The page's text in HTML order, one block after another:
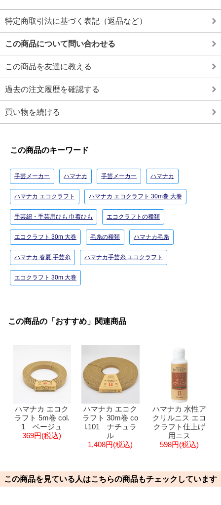
特定商取引法に基づく表記（返品など）
この商品について問い合わせる
この商品を友達に教える
過去の注文履歴を確認する
買い物を続ける
この商品のキーワード
手芸メーカー ハマナカ 手芸メーカー ハマナカ
ハマナカ エコクラフト ハマナカ エコクラフト 30m巻 大巻
手芸紐・手芸用ひも 巾着ひも エコクラフトの種類
エコクラフト 30m 大巻 毛糸の種類 ハマナカ毛糸
ハマナカ 春夏 手芸糸 ハマナカ手芸糸 エコクラフト
エコクラフト 30m 大巻
この商品の「おすすめ」関連商品
ハマナカ エコク
ラフト 5m巻 col.
1 ベージュ
369円(税込)
ハマナカ エコク
ラフト 30m巻 co
l.101 ナチュラ
ル
1,408円(税込)
ハマナカ 水性ア
クリルニス エコ
クラフト仕上げ
用ニス
598円(税込)
この商品を見ている人はこちらの商品もチェックしています